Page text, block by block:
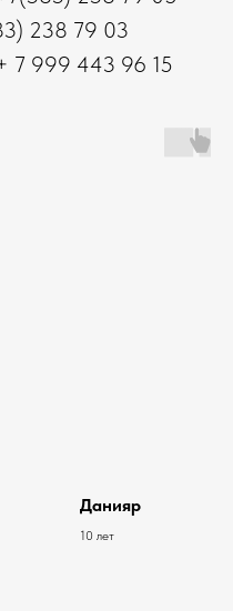
238 79 03
7 999 443 96 15
Данияр
10 лет